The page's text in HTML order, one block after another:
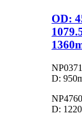
OD:
D:
D: